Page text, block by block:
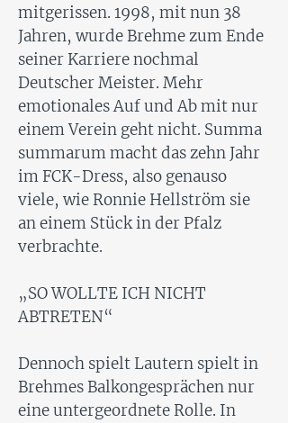
mitgerissen. 1998, mit nun 38
Jahren, wurde Brehme zum Ende
seiner Karriere nochmal
Deutscher Meister. Mehr
emotionales Auf und Ab mit nur
einem Verein geht nicht. Summa
summarum macht das zehn Jahr
im FCK-Dress, also genauso
viele, wie Ronnie Hellström sie
an einem Stück in der Pfalz
verbrachte.
„SO WOLLTE ICH NICHT
ABTRETEN“
Dennoch spielt Lautern spielt in
Brehmes Balkongesprächen nur
eine untergeordnete Rolle. In